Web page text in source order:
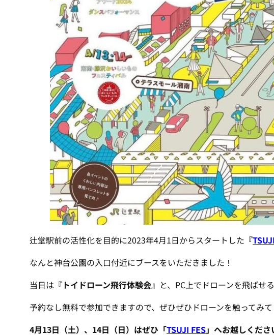
辻堂駅前の活性化を目的に2023年4月1日からスタートした 『
なんと神台公園の入口付近にブースをいただきました！
当日は『 トイドローン飛行体験会』と、PC上でドローンを飛ばせ
予約なし無料で参加できますので、ぜひぜひドローンを触ってみて
4月13日（土）、14日（日）はぜひ「TSUJI FES」へお越しくだ